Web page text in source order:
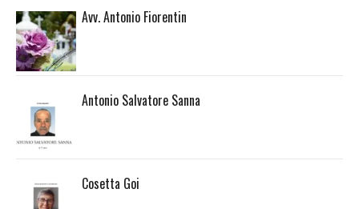
Avv. Antonio Fiorentin
Antonio Salvatore Sanna
Cosetta Goi